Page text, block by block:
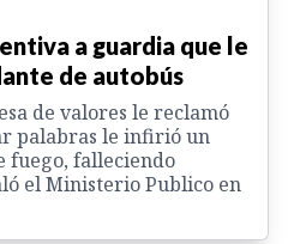
a guardia que le
de autobús
de valores le reclamó
palabras le infirió un
fuego, falleciendo
el Ministerio Publico en